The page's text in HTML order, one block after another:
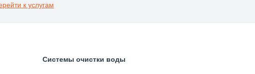
к услугам
Системы очистки воды